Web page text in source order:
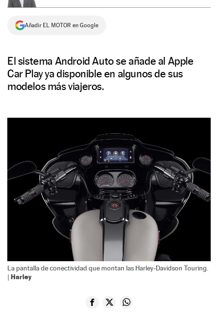
Añadir EL MOTOR en Google
El sistema Android Auto se añade al Apple
Car Play ya disponible en algunos de sus
modelos más viajeros.
La pantalla de conectividad que montan las Harley-Davidson Touring.
| Harley